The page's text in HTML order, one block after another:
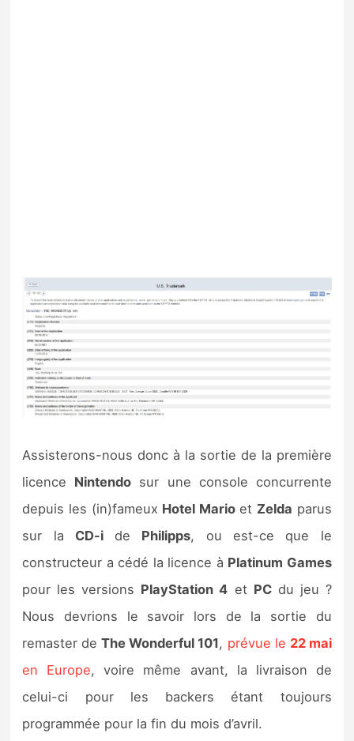
Assisterons-nous donc à la sortie de la première
licence Nintendo sur une console concurrente
depuis les (in)fameux Hotel Marioet Zelda parus
sur la CD-ide Philipps, ou est-ce que le
constructeur a cédé la licence à Platinum Games
pour les versions PlayStation 4 et PCdu jeu ?
Nous devrions le savoir lors de la sortie du
remaster deThe Wonderful 101, prévue le 22 mai
en Europe, voire même avant, la livraison de
celui-ci pour les backers étant toujours
programmée pour la fin du mois d’avril.